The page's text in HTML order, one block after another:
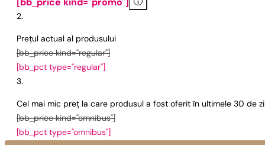
[bb_price kind="promo"]
Prețul actual al produsului
[bb_price kind="regular"]
[bb_pct type="regular"]
Cel mai mic preț la care produsul a fost oferit în ultimele 30 de
[bb_price kind="omnibus"]
[bb_pct type="omnibus"]